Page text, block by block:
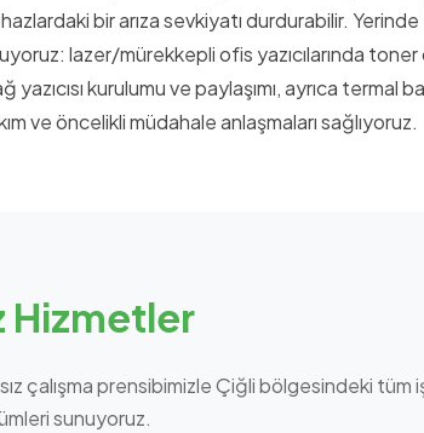
bir arıza sevkiyatı durdurabilir.
lazer/mürekkepli ofis yazıcılarında toner
kurulumu ve paylaşımı, ayrıca termal
ve öncelikli müdahale anlaşmaları sağlıyoruz.
Hizmetler
çalışma prensibimizle Çiğli bölgesindeki
sunuyoruz.